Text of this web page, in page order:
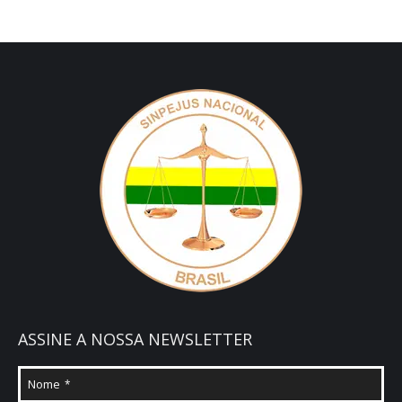
ASSINE A NOSSA NEWSLETTER
Nome *